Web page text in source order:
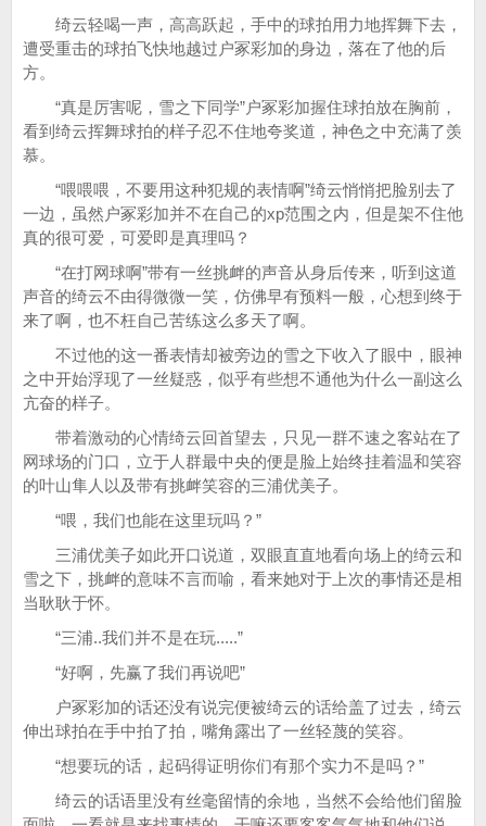
绮云轻喝一声，高高跃起，手中的球拍用力地挥舞下去，
遭受重击的球拍飞快地越过户冢彩加的身边，落在了他的后
方。
“真是厉害呢，雪之下同学”户冢彩加握住球拍放在胸前，
看到绮云挥舞球拍的样子忍不住地夸奖道，神色之中充满了羡
慕。
“喂喂喂，不要用这种犯规的表情啊”绮云悄悄把脸别去了
一边，虽然户冢彩加并不在自己的xp范围之内，但是架不住他
真的很可爱，可爱即是真理吗？
“在打网球啊”带有一丝挑衅的声音从身后传来，听到这道
声音的绮云不由得微微一笑，仿佛早有预料一般，心想到终于
来了啊，也不枉自己苦练这么多天了啊。
不过他的这一番表情却被旁边的雪之下收入了眼中，眼神
之中开始浮现了一丝疑惑，似乎有些想不通他为什么一副这么
亢奋的样子。
带着激动的心情绮云回首望去，只见一群不速之客站在了
网球场的门口，立于人群最中央的便是脸上始终挂着温和笑容
的叶山隼人以及带有挑衅笑容的三浦优美子。
“喂，我们也能在这里玩吗？”
三浦优美子如此开口说道，双眼直直地看向场上的绮云和
雪之下，挑衅的意味不言而喻，看来她对于上次的事情还是相
当耿耿于怀。
“三浦..我们并不是在玩.....”
“好啊，先赢了我们再说吧”
户冢彩加的话还没有说完便被绮云的话给盖了过去，绮云
伸出球拍在手中拍了拍，嘴角露出了一丝轻蔑的笑容。
“想要玩的话，起码得证明你们有那个实力不是吗？”
绮云的话语里没有丝毫留情的余地，当然不会给他们留脸